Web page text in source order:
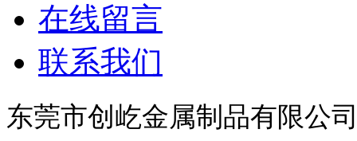
在线留言
联系我们
东莞市创屹金属制品有限公